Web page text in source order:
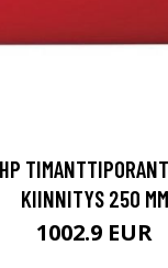
KIINNITYS 250 MM
1002.9 EUR